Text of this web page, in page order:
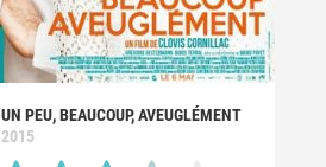
UN PEU, BEAUCOUP, AVEUGLÉMENT
2015